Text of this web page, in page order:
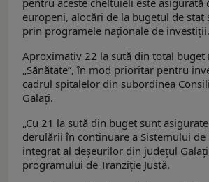
pentru aceste cheltuieli este asigurată
europeni, alocări de la bugetul de
prin programele naţionale de investiţii.
Aproximativ 22 la sută din total buget
„Sănătate”, în mod prioritar pentru
cadrul spitalelor din subordinea
Galaţi.
„Cu 21 la sută din buget sunt
derulării în continuare a Sistemului
integrat al deşeurilor din judeţul
programului de Tranziţie Justă.